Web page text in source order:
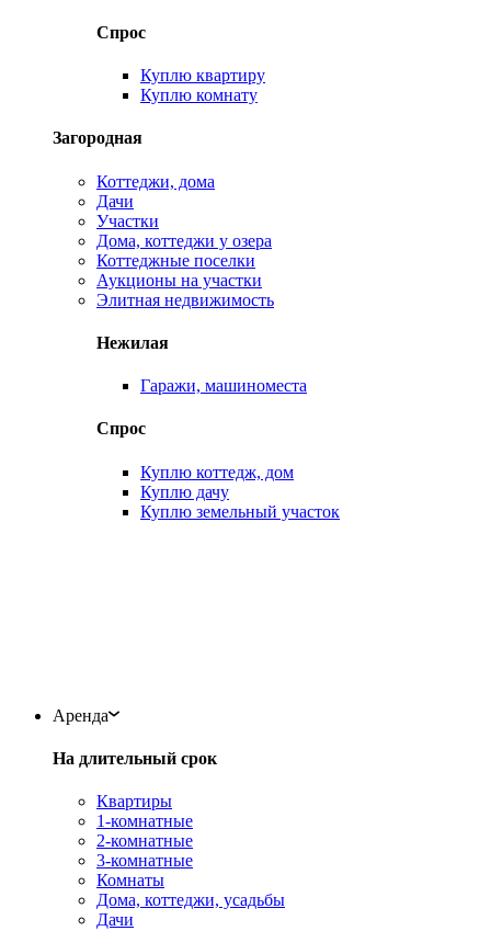
Спрос
Куплю квартиру
Куплю комнату
Загородная
Коттеджи, дома
Дачи
Участки
Дома, коттеджи у озера
Коттеджные поселки
Аукционы на участки
Элитная недвижимость
Нежилая
Гаражи, машиноместа
Спрос
Куплю коттедж, дом
Куплю дачу
Куплю земельный участок
Аренда
На длительный срок
Квартиры
1-комнатные
2-комнатные
3-комнатные
Комнаты
Дома, коттеджи, усадьбы
Дачи